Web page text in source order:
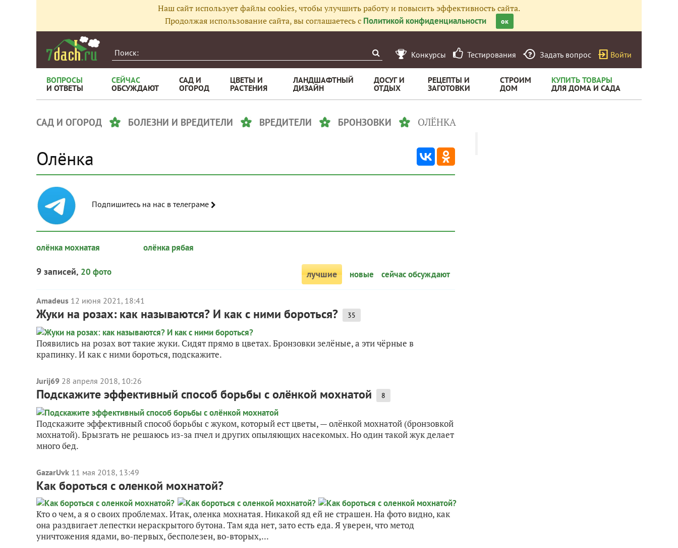
Наш сайт использует файлы cookies, чтобы улучшить работу и повысить эффективность сайта.
Продолжая использование сайта, вы соглашаетесь с Политикой конфиденциальности ок
Конкурсы Тестирования Задать вопрос Войти
ВОПРОСЫ
И ОТВЕТЫ
СЕЙЧАС
ОБСУЖДАЮТ
САД И
ОГОРОД
ЦВЕТЫ И
РАСТЕНИЯ
ЛАНДШАФТНЫЙ
ДИЗАЙН
ДОСУГ И
ОТДЫХ
РЕЦЕПТЫ И
ЗАГОТОВКИ
СТРОИМ
ДОМ
КУПИТЬ ТОВАРЫ
ДЛЯ ДОМА И САДА
САД И ОГОРОД БОЛЕЗНИ И ВРЕДИТЕЛИ ВРЕДИТЕЛИ БРОНЗОВКИ ОЛЁНКА
Олёнка
Подпишитесь на нас в телеграме
олёнка мохнатая олёнка рябая
9 записей, 20 фото лучшие новые сейчас обсуждают
Amadeus 12 июня 2021, 18:41
Жуки на розах: как называются? И как с ними бороться? 35
Появились на розах вот такие жуки. Сидят прямо в цветах. Бронзовки зелёные, а эти чёрные в
крапинку. И как с ними бороться, подскажите.
Jurij69 28 апреля 2018, 10:26
Подскажите эффективный способ борьбы с олёнкой мохнатой 8
Подскажите эффективный способ борьбы с жуком, который ест цветы, — олёнкой мохнатой (бронзовкой
мохнатой). Брызгать не решаюсь из-за пчел и других опыляющих насекомых. Но один такой жук делает
много бед.
GazarUvk 11 мая 2018, 13:49
Как бороться с оленкой мохнатой?
Кто о чем, а я о своих проблемах. Итак, оленка мохнатая. Никакой яд ей не страшен. На фото видно, как
она раздвигает лепестки нераскрытого бутона. Там яда нет, зато есть еда. Я уверен, что метод
уничтожения ядами, во-первых, бесполезен, во-вторых,...